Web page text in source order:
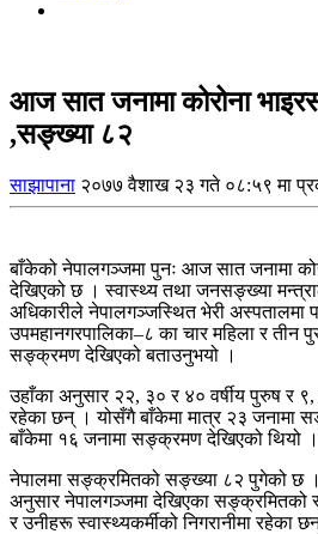
आज सात जनामा कोरोना
,सङ्ख्या ८२
साझापाना २०७७ वैशाख २३ गते ०८:५९ मा
बाँकेको नेपालगञ्जमा पुनः आज सात जनामा
देखिएको छ । स्वास्थ्य तथा जनसङ्ख्या
अधिकारीले नेपालगञ्जस्थित भेरी अस्पतालमा
उपमहानगरपालिका–८ का चार महिला र तीन
सङ्क्रमण देखिएको बताउनुभयो ।
उहाँका अनुसार २२, ३० र ४० वर्षीय पुरुष र ९,
रहेका छन् । योसँगै बाँकेमा मात्र २३
बाँकेमा १६ जनामा सङ्क्रमण देखिएको थियो ।
नेपालमा सङ्क्रमितको सङ्ख्या ८२ पुगेको छ ।
अनुसार नेपालगञ्जमा देखिएका सङ्क्रमितको
र उनीहरू स्वास्थ्यकर्मीको निगरानीमा रहेका